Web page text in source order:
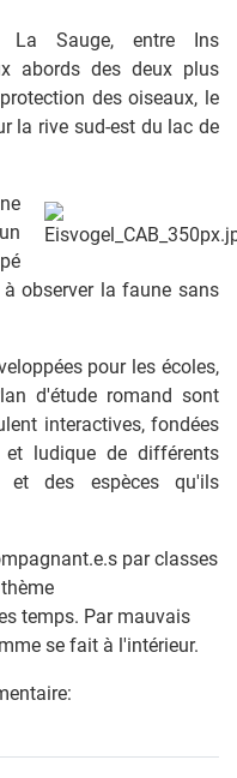
La Sauge, entre Ins
abords des deux plus
des oiseaux, le
la rive sud-est du lac de
observer la faune sans
pour les écoles,
d'étude romand sont
interactives, fondées
et ludique de différents
et des espèces qu'ils
par classes
temps. Par mauvais
se fait à l'intérieur.